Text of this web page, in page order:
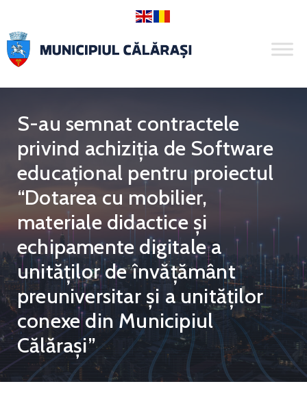
S-au semnat contractele
privind achiziția de Software
educațional pentru proiectul
“Dotarea cu mobilier,
materiale didactice și
echipamente digitale a
unităților de învățământ
preuniversitar și a unităților
conexe din Municipiul
Călărași”